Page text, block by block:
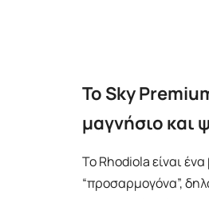
Το Sky
μαγνήσιο και
Το Rhodiola είναι
“προσαρμογόνα”,